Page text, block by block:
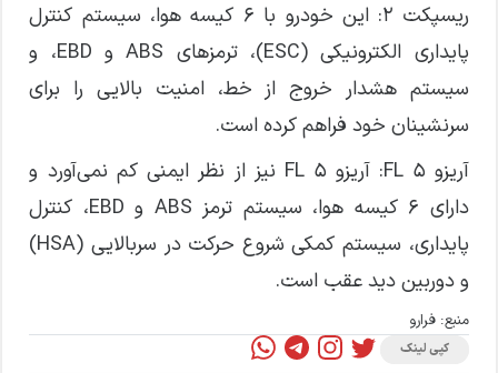
ریسپکت ۲: این خودرو با ۶ کیسه هوا، سیستم کنترل
پایداری الکترونیکی (ESC)، ترمز‌های ABS و EBD، و
سیستم هشدار خروج از خط، امنیت بالایی را برای
سرنشینان خود فراهم کرده است.
آریزو ۵ FL: آریزو ۵ FL نیز از نظر ایمنی کم نمی‌آورد و
دارای ۶ کیسه هوا، سیستم ترمز ABS و EBD، کنترل
پایداری، سیستم کمکی شروع حرکت در سربالایی (HSA)
و دوربین دید عقب است.
منبع:فرارو
کپی لینک